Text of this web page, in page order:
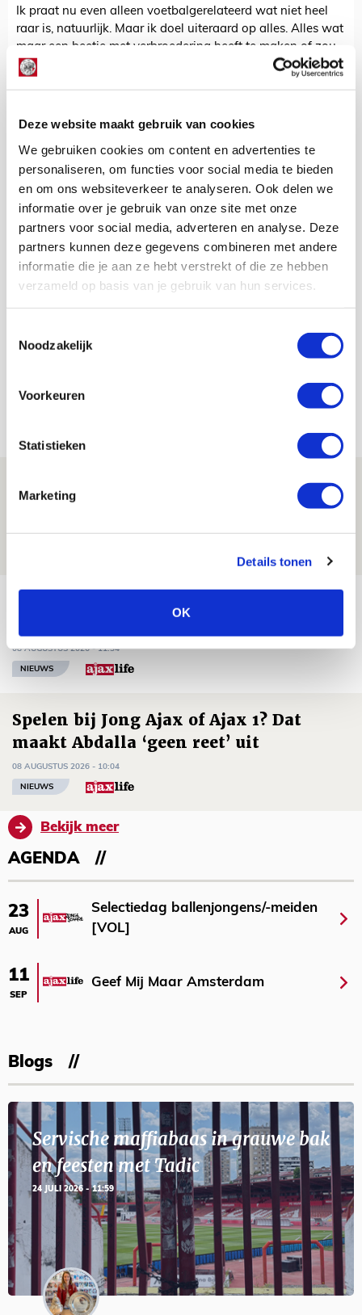
Deze website maakt gebruik van cookies
We gebruiken cookies om content en advertenties te
personaliseren, om functies voor social media te bieden
en om ons websiteverkeer te analyseren. Ook delen we
informatie over je gebruik van onze site met onze
partners voor social media, adverteren en analyse. Deze
partners kunnen deze gegevens combineren met andere
informatie die je aan ze hebt verstrekt of die ze hebben
verzameld op basis van je gebruik van hun services.
Noodzakelijk
Voorkeuren
Statistieken
Marketing
Details tonen
OK
Ik praat nu even alleen voetbalgerelateerd wat niet heel
raar is, natuurlijk. Maar ik doel uiteraard op alles. Alles wat
maar een beetje met verbroedering heeft te maken of zou
kunnen hebben. De buren, de vluchtelingen, de
ik nog wel even door kunnen gaan, maar jullie begrijpen
Wat zou er mooier zijn, om dat te geven aan Appie. Dat
stukje verbroedering, zodat we over jaren en jaren, nog
steeds terugdenken aan dat wat hij ons heeft gegeven.
Zodat, zoiets tragisch, toch ook iets moois heeft
achtergelaten: Verbroedering.
Deel en like dit voor Appies verbroedering!
Gastblogger
Drie dingen die je moet weten over PEC
Zwolle - Ajax
Míchels elf: met welke formatie begin
08 AUGUSTUS 2026 - 11:34
NIEUWS
Spelen bij Jong Ajax of Ajax 1? Dat
maakt Abdalla ‘geen reet’ uit
08 AUGUSTUS 2026 - 10:04
NIEUWS
Bekijk meer
AGENDA
23
AUG
Selectiedag ballenjongens/-meiden
[VOL]
11
SEP
Geef Mij Maar Amsterdam
Blogs
Servische maffiabaas in grauwe bak
en feesten met Tadic
24 JULI 2026 - 11:59